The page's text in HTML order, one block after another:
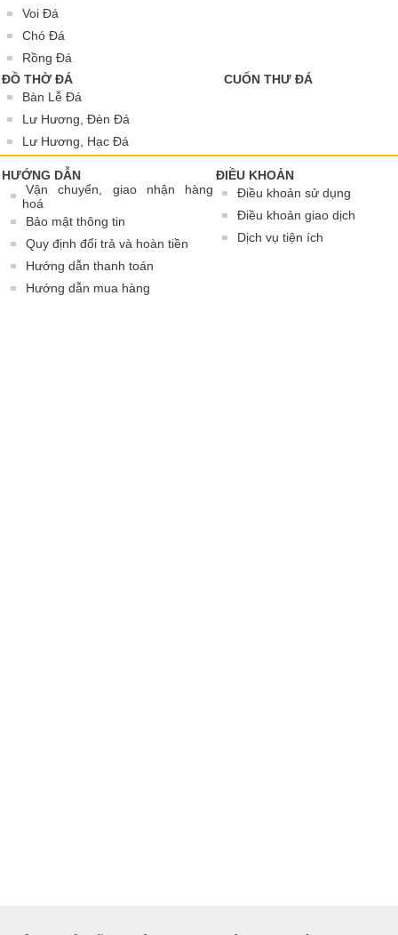
Voi Đá
Chó Đá
Rồng Đá
ĐỒ THỜ ĐÁ
Bàn Lễ Đá
Lư Hương, Đèn Đá
Lư Hương, Hạc Đá
CUỐN THƯ ĐÁ
HƯỚNG DẪN
Vận chuyển, giao nhận hàng
hoá
Bảo mật thông tin
Quy định đổi trả và hoàn tiền
Hướng dẫn thanh toán
Hướng dẫn mua hàng
ĐIỀU KHOẢN
Điều khoản sử dụng
Điều khoản giao dịch
Dịch vụ tiện ích